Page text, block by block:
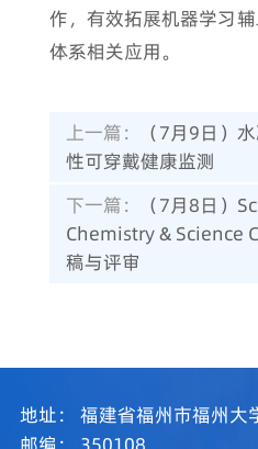
作，有效拓展机器学习
体系相关应用。
上一篇：
（7月9日）
性可穿戴健康监测
下一篇：
（7月8日）
Chemistry & Science
稿与评审
地址：
福建省福州市福州大